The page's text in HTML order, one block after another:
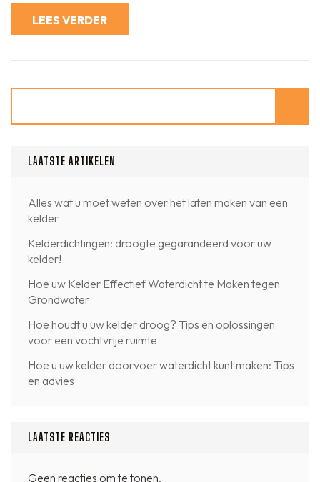
LEES VERDER
LAATSTE ARTIKELEN
Alles wat u moet weten over het laten maken van een
kelder
Kelderdichtingen: droogte gegarandeerd voor uw
kelder!
Hoe uw Kelder Effectief Waterdicht te Maken tegen
Grondwater
Hoe houdt u uw kelder droog? Tips en oplossingen
voor een vochtvrije ruimte
Hoe u uw kelder doorvoer waterdicht kunt maken: Tips
en advies
LAATSTE REACTIES
Geen reacties om te tonen.